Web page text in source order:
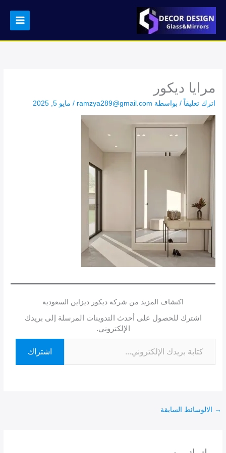
المحتوى
مرايا ديكور
اترك تعليقاً / بواسطة ramzya289@gmail.com
/ مايو 5, 2025
اكتشاف المزيد من شركة ديكور ديزاين السعودية
اشترك للحصول على أحدث التدوينات المرسلة إلى بريدك
الإلكتروني.
اشتراك
→ الالوسائط السابقة